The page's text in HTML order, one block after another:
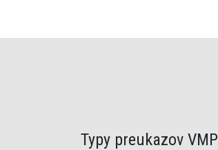
Typy preukazov VMP